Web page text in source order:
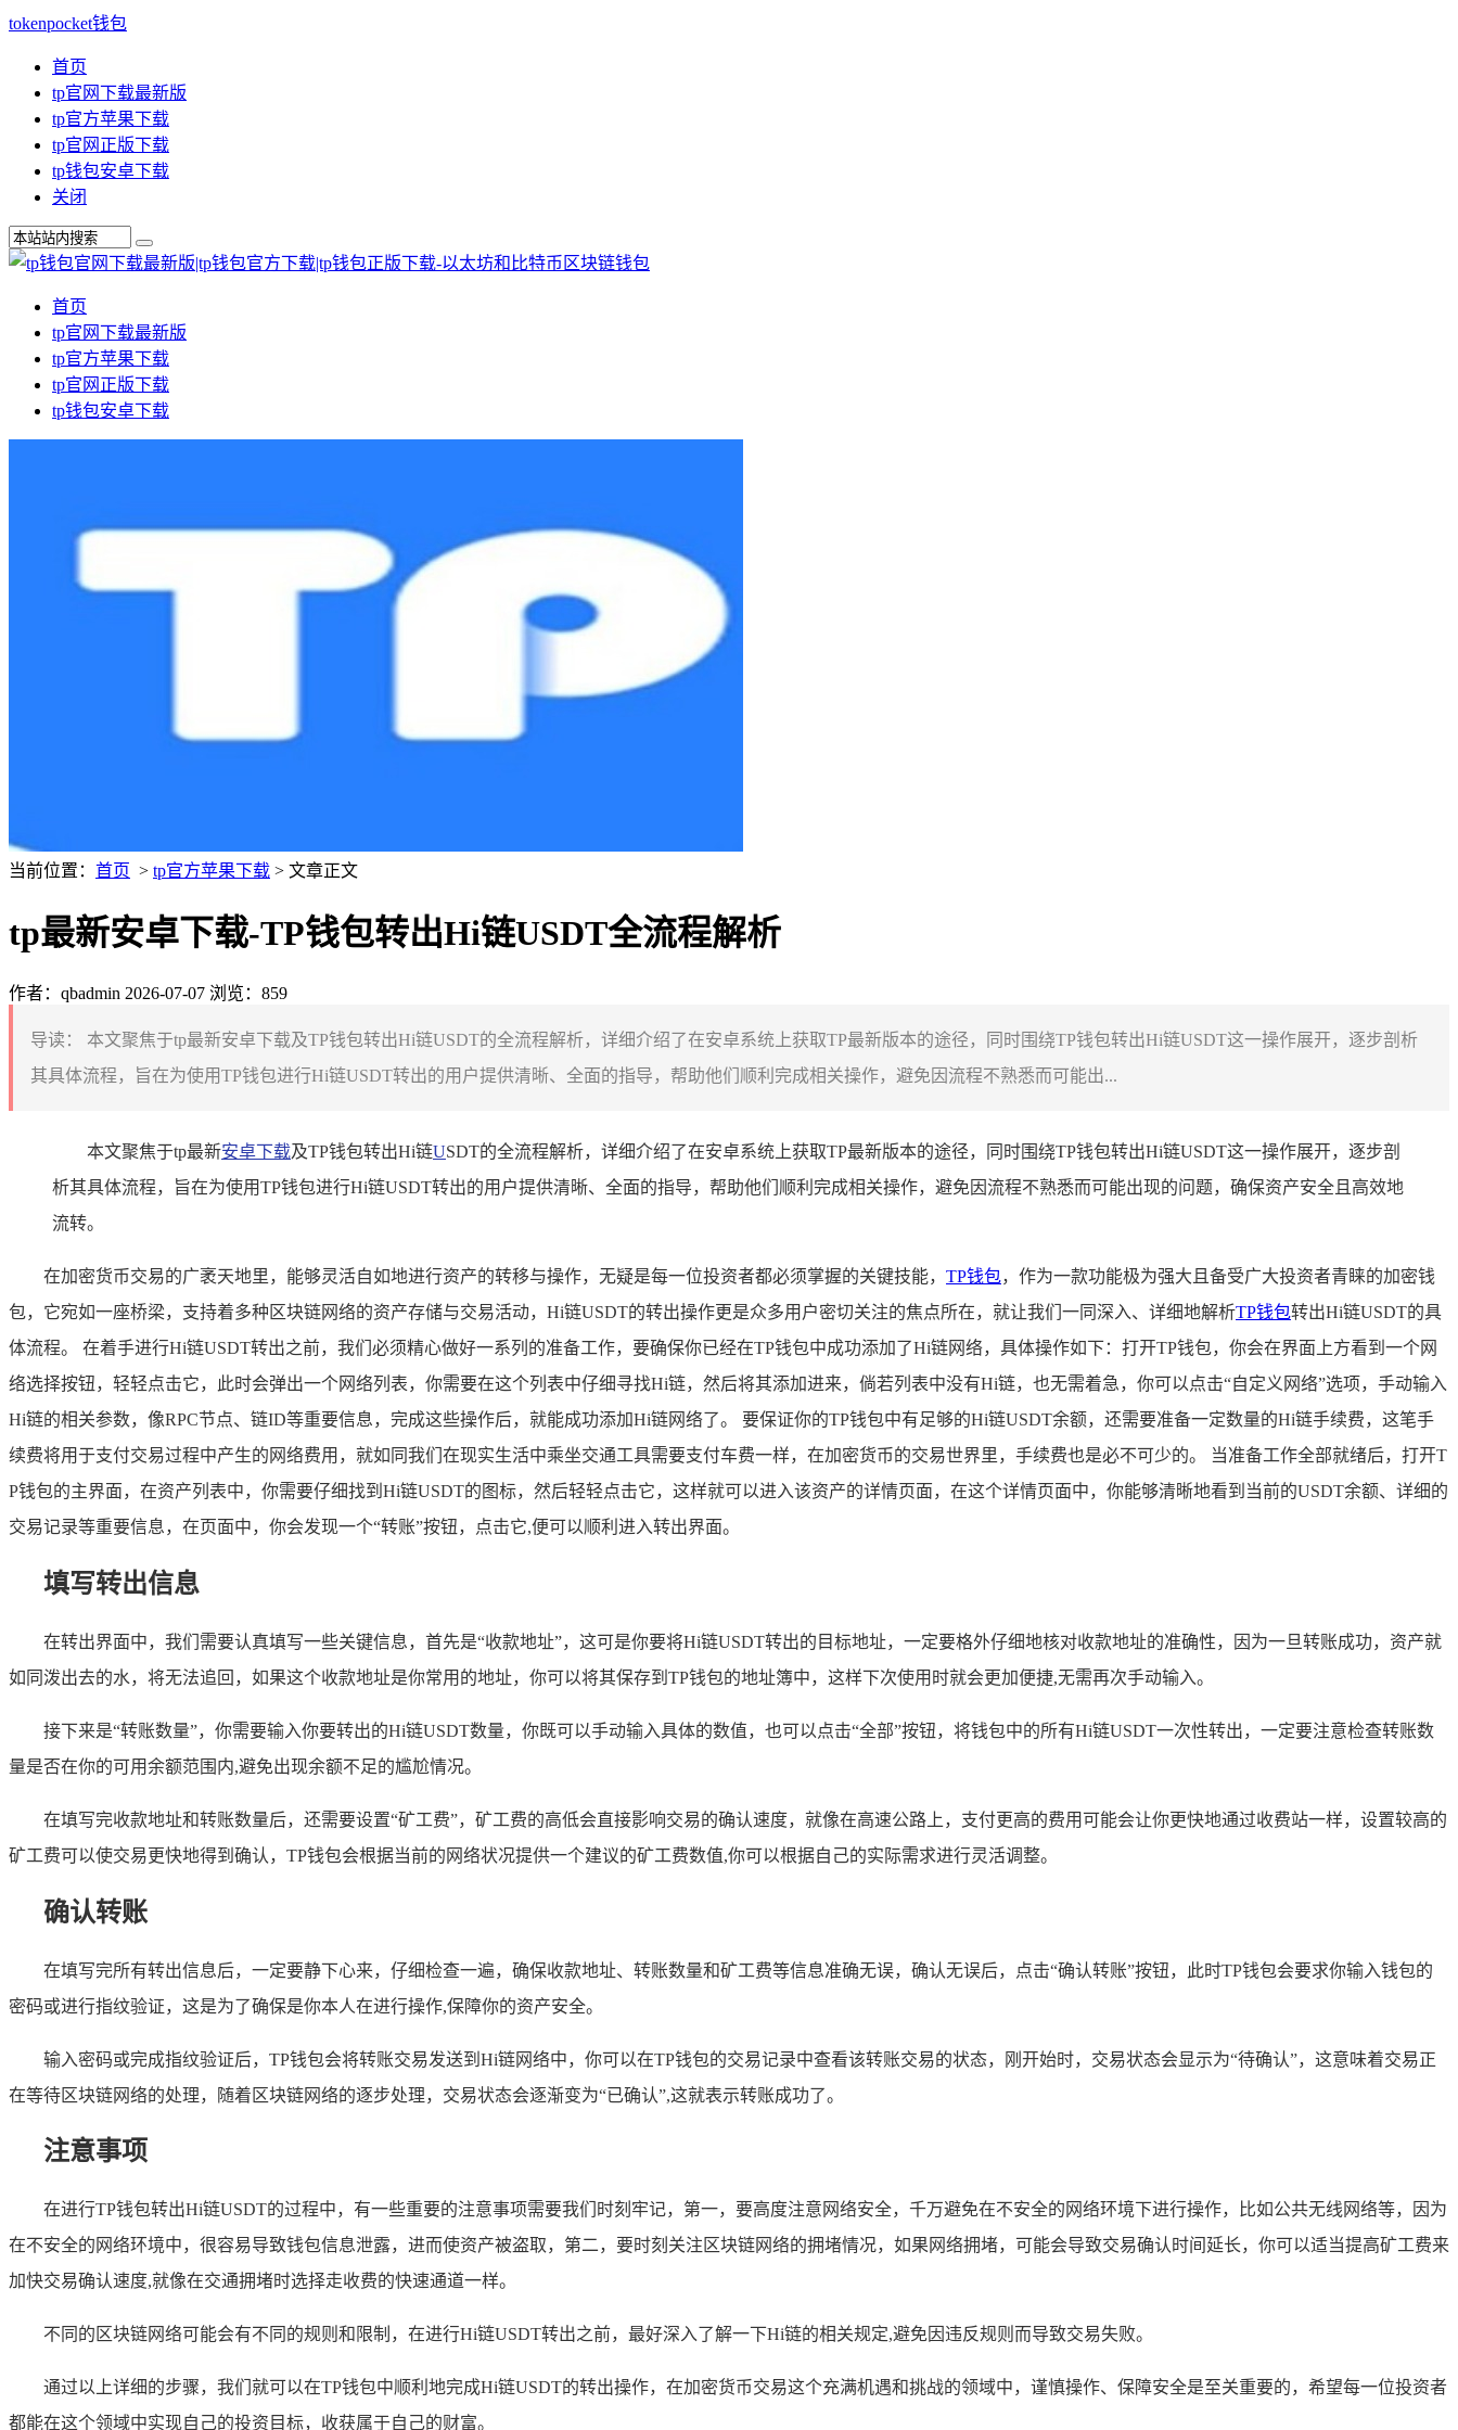
tokenpocket钱包
首页
tp官网下载最新版
tp官方苹果下载
tp官网正版下载
tp钱包安卓下载
关闭
首页
tp官网下载最新版
tp官方苹果下载
tp官网正版下载
tp钱包安卓下载
当前位置： 首页 > tp官方苹果下载 > 文章正文
tp最新安卓下载-TP钱包转出Hi链USDT全流程解析
作者：qbadmin 2026-07-07 浏览：859
导读：
本文聚焦于tp最新安卓下载及TP钱包转出Hi链USDT的全流程解析，详细介绍了在安卓系统上获取TP最新版本的途径，同时围绕TP钱包转出Hi链USDT这一操作展开，逐步剖析
其具体流程，旨在为使用TP钱包进行Hi链USDT转出的用户提供清晰、全面的指导，帮助他们顺利完成相关操作，避免因流程不熟悉而可能出...
本文聚焦于tp最新安卓下载及TP钱包转出Hi链USDT的全流程解析，详细介绍了在安卓系统上获取TP最新版本的途径，同时围绕TP钱包转出Hi链USDT这一操作展开，逐步剖
析其具体流程，旨在为使用TP钱包进行Hi链USDT转出的用户提供清晰、全面的指导，帮助他们顺利完成相关操作，避免因流程不熟悉而可能出现的问题，确保资产安全且高效地
流转。
在加密货币交易的广袤天地里，能够灵活自如地进行资产的转移与操作，无疑是每一位投资者都必须掌握的关键技能， TP钱包，作为一款功能极为强大且备受广大投资者青睐的加密钱
包，它宛如一座桥梁，支持着多种区块链网络的资产存储与交易活动，Hi链USDT的转出操作更是众多用户密切关注的焦点所在，就让我们一同深入、详细地解析TP钱包转出Hi链USDT的具
体流程。 在着手进行Hi链USDT转出之前，我们必须精心做好一系列的准备工作，要确保你已经在TP钱包中成功添加了Hi链网络，具体操作如下：打开TP钱包，你会在界面上方看到一个网
络选择按钮，轻轻点击它，此时会弹出一个网络列表，你需要在这个列表中仔细寻找Hi链，然后将其添加进来，倘若列表中没有Hi链，也无需着急，你可以点击“自定义网络”选项，手动输入
Hi链的相关参数，像RPC节点、链ID等重要信息，完成这些操作后，就能成功添加Hi链网络了。 要保证你的TP钱包中有足够的Hi链USDT余额，还需要准备一定数量的Hi链手续费，这笔手
续费将用于支付交易过程中产生的网络费用，就如同我们在现实生活中乘坐交通工具需要支付车费一样，在加密货币的交易世界里，手续费也是必不可少的。 当准备工作全部就绪后，打开T
P钱包的主界面，在资产列表中，你需要仔细找到Hi链USDT的图标，然后轻轻点击它，这样就可以进入该资产的详情页面，在这个详情页面中，你能够清晰地看到当前的USDT余额、详细的
交易记录等重要信息，在页面中，你会发现一个“转账”按钮，点击它,便可以顺利进入转出界面。
填写转出信息
在转出界面中，我们需要认真填写一些关键信息，首先是“收款地址”，这可是你要将Hi链USDT转出的目标地址，一定要格外仔细地核对收款地址的准确性，因为一旦转账成功，资产就
如同泼出去的水，将无法追回，如果这个收款地址是你常用的地址，你可以将其保存到TP钱包的地址簿中，这样下次使用时就会更加便捷,无需再次手动输入。
接下来是“转账数量”，你需要输入你要转出的Hi链USDT数量，你既可以手动输入具体的数值，也可以点击“全部”按钮，将钱包中的所有Hi链USDT一次性转出，一定要注意检查转账数
量是否在你的可用余额范围内,避免出现余额不足的尴尬情况。
在填写完收款地址和转账数量后，还需要设置“矿工费”，矿工费的高低会直接影响交易的确认速度，就像在高速公路上，支付更高的费用可能会让你更快地通过收费站一样，设置较高的
矿工费可以使交易更快地得到确认，TP钱包会根据当前的网络状况提供一个建议的矿工费数值,你可以根据自己的实际需求进行灵活调整。
确认转账
在填写完所有转出信息后，一定要静下心来，仔细检查一遍，确保收款地址、转账数量和矿工费等信息准确无误，确认无误后，点击“确认转账”按钮，此时TP钱包会要求你输入钱包的
密码或进行指纹验证，这是为了确保是你本人在进行操作,保障你的资产安全。
输入密码或完成指纹验证后，TP钱包会将转账交易发送到Hi链网络中，你可以在TP钱包的交易记录中查看该转账交易的状态，刚开始时，交易状态会显示为“待确认”，这意味着交易正
在等待区块链网络的处理，随着区块链网络的逐步处理，交易状态会逐渐变为“已确认”,这就表示转账成功了。
注意事项
在进行TP钱包转出Hi链USDT的过程中，有一些重要的注意事项需要我们时刻牢记，第一，要高度注意网络安全，千万避免在不安全的网络环境下进行操作，比如公共无线网络等，因为
在不安全的网络环境中，很容易导致钱包信息泄露，进而使资产被盗取，第二，要时刻关注区块链网络的拥堵情况，如果网络拥堵，可能会导致交易确认时间延长，你可以适当提高矿工费来
加快交易确认速度,就像在交通拥堵时选择走收费的快速通道一样。
不同的区块链网络可能会有不同的规则和限制，在进行Hi链USDT转出之前，最好深入了解一下Hi链的相关规定,避免因违反规则而导致交易失败。
通过以上详细的步骤，我们就可以在TP钱包中顺利地完成Hi链USDT的转出操作，在加密货币交易这个充满机遇和挑战的领域中，谨慎操作、保障安全是至关重要的，希望每一位投资者
都能在这个领域中实现自己的投资目标，收获属于自己的财富。